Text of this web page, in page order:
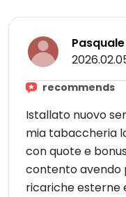
recommends
Istallato nuovo
mia tabaccheria
con quote e
contento avendo
ricariche esterne